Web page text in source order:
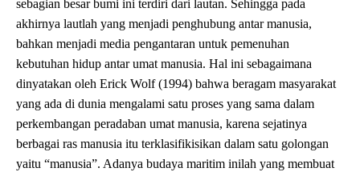
sebagian besar bumi ini terdiri dari lautan. Sehingga pada
akhirnya lautlah yang menjadi penghubung antar manusia,
bahkan menjadi media pengantaran untuk pemenuhan
kebutuhan hidup antar umat manusia. Hal ini sebagaimana
dinyatakan oleh Erick Wolf (1994) bahwa beragam masyarakat
yang ada di dunia mengalami satu proses yang sama dalam
perkembangan peradaban umat manusia, karena sejatinya
berbagai ras manusia itu terklasifikisikan dalam satu golongan
yaitu “manusia”. Adanya budaya maritim inilah yang membuat